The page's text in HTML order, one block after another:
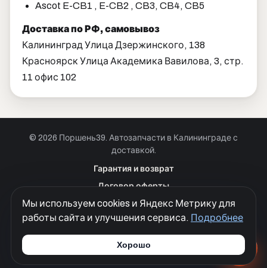
Ascot E-CB1 , E-CB2 , CB3, CB4, CB5
Доставка по РФ, самовывоз
Калининград Улица Дзержинского, 138
Красноярск Улица Академика Вавилова, 3, стр.
11 офис 102
© 2026 Поршень39. Автозапчасти в Калининграде с
доставкой.
Гарантия и возврат
Договор оферты
Куки
Политика конфиденциальности
Разработка сайтовМоя Корона
Мы используем cookies и Яндекс Метрику для
работы сайта и улучшения сервиса. Подробнее
Хорошо
+7 901 390 0 390
Позвонить · Красноярск
+7 901 390 0 390